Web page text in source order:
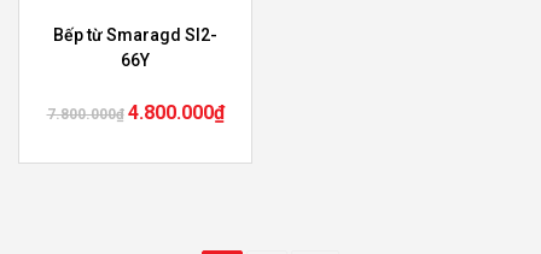
Bếp từ Smaragd SI2-
66Y
7.800.000₫ 4.800.000₫